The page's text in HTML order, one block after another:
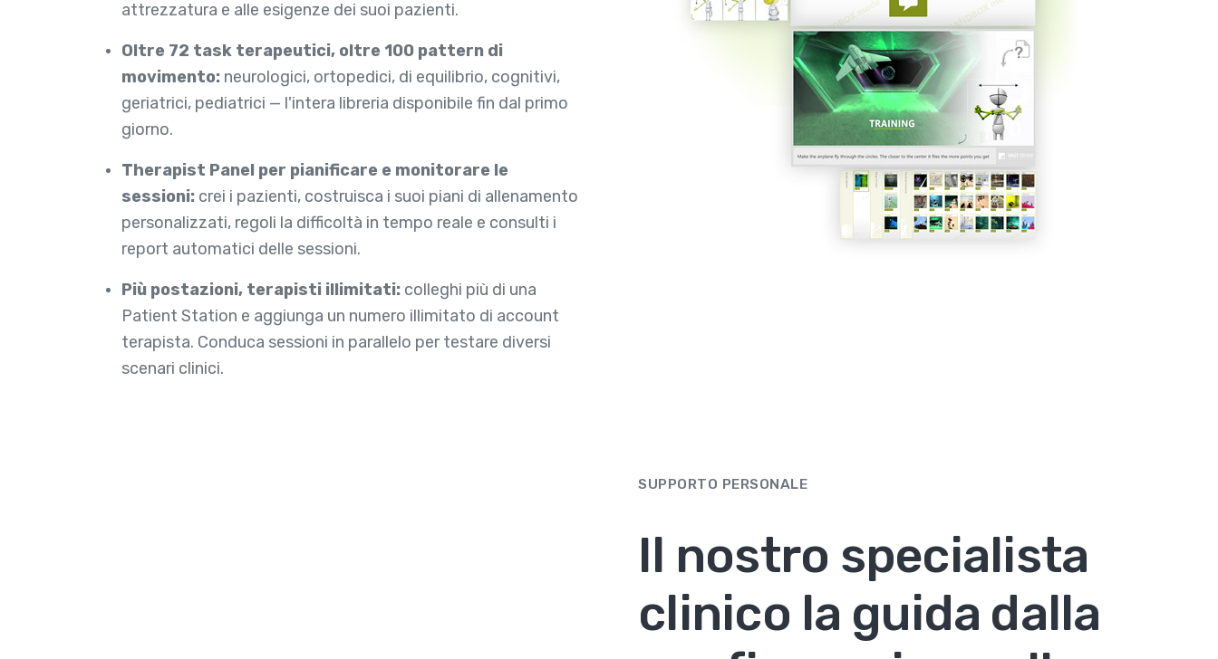
attrezzatura e alle esigenze dei suoi pazienti.
Oltre 72 task terapeutici, oltre 100 pattern di
movimento: neurologici, ortopedici, di equilibrio, cognitivi,
geriatrici, pediatrici — l'intera libreria disponibile fin dal primo
giorno.
Therapist Panel per pianificare e monitorare le
sessioni: crei i pazienti, costruisca i suoi piani di allenamento
personalizzati, regoli la difficoltà in tempo reale e consulti i
report automatici delle sessioni.
Più postazioni, terapisti illimitati: colleghi più di una
Patient Station e aggiunga un numero illimitato di account
terapista. Conduca sessioni in parallelo per testare diversi
scenari clinici.
SUPPORTO PERSONALE
Il nostro specialista
clinico la guida dalla